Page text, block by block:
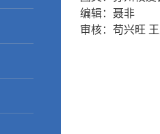
编辑：聂非
审核：苟兴旺